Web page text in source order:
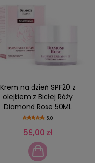
Krem na dzień SPF20 z
olejkiem z Białej Róży
Diamond Rose 50ML
5.0
59,00 zł